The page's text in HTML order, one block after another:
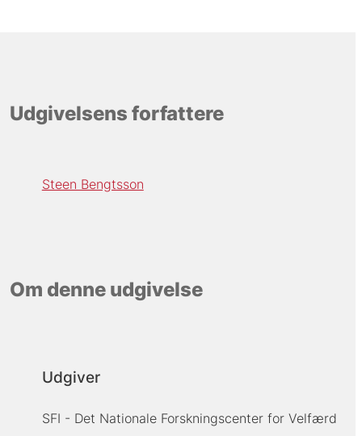
Udgivelsens forfattere
Steen Bengtsson
Om denne udgivelse
Udgiver
SFI - Det Nationale Forskningscenter for Velfærd